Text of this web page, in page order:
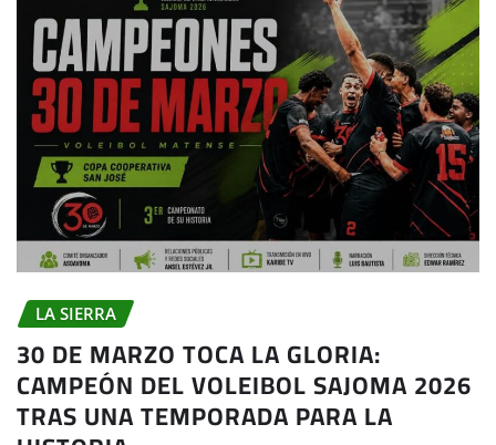
LA SIERRA
30 DE MARZO TOCA LA GLORIA:
CAMPEÓN DEL VOLEIBOL SAJOMA 2026
TRAS UNA TEMPORADA PARA LA